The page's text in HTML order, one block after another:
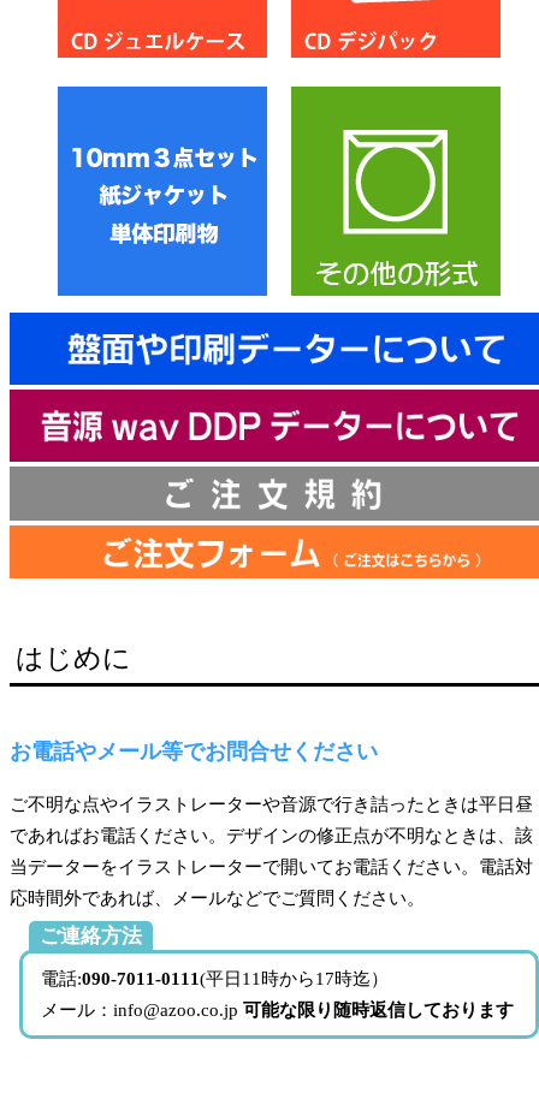
はじめに
お電話やメール等でお問合せください
ご不明な点やイラストレーターや音源で行き詰ったときは平日昼
であればお電話ください。デザインの修正点が不明なときは、該
当データーをイラストレーターで開いてお電話ください。電話対
応時間外であれば、メールなどでご質問ください。
ご連絡方法
電話:090-7011-0111(平日11時から17時迄）
メール：info@azoo.co.jp可能な限り随時返信しております